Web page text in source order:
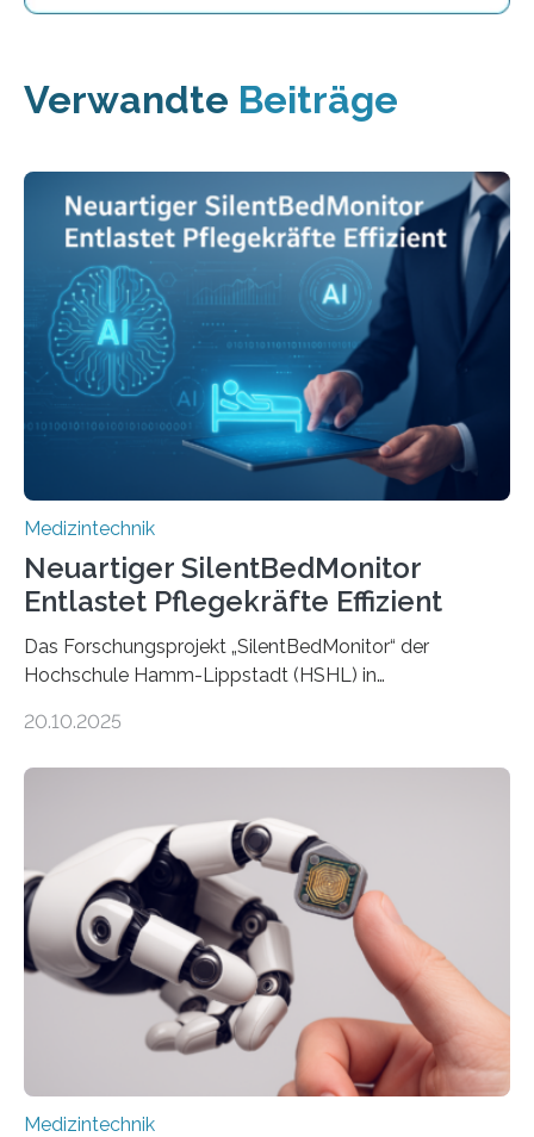
Verwandte Beiträge
Medizintechnik
Neuartiger SilentBedMonitor
Entlastet Pflegekräfte Effizient
Das Forschungsprojekt „SilentBedMonitor“ der
Hochschule Hamm-Lippstadt (HSHL) in
auf Personen ab, die bettlägerig sind oder in ihrer
Entwicklung der Sensorik und Datenübertragung. Die
HSHL verantwortet die wissenschaftliche Begleitung
sowie die KI-gestützte Datenauswertung. Das Ziel ist
die Entwicklung eines berührungslosen
Assistenzsystems, das den Zustand der Person
kontinuierlich erfasst, pflegende Personen unterstützt
und in Notfällen selbstständig Alarm schlägt. „Die Idee
20.10.2025
Medizintechnik